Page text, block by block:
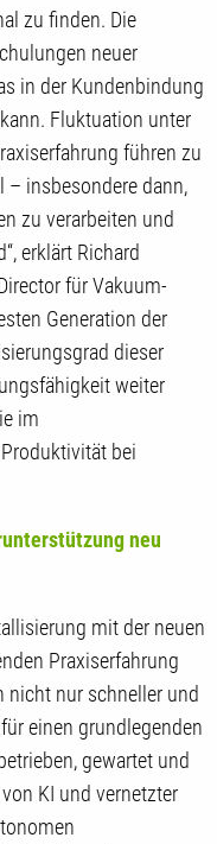
zu finden. Die
neuer
in der Kundenbindung
Fluktuation unter
führen zu
– insbesondere dann,
zu verarbeiten und
erklärt Richard
für Vakuum-
Generation der
dieser
weiter
im
bei
neu
mit der neuen
Praxiserfahrung
nicht nur schneller und
einen grundlegenden
gewartet und
KI und vernetzter